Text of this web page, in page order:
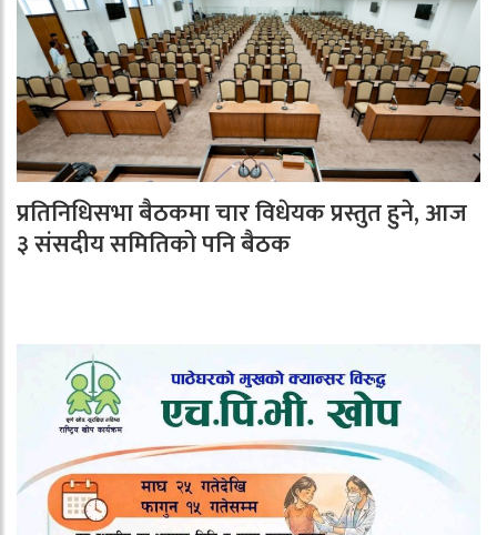
प्रतिनिधिसभा बैठकमा चार विधेयक प्रस्तुत हुने, आज
३ संसदीय समितिको पनि बैठक